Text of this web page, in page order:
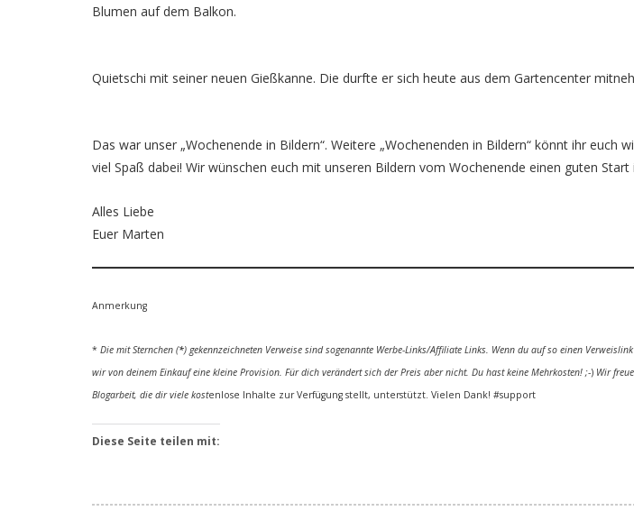
Blumen auf dem Balkon.
Quietschi mit seiner neuen Gießkanne. Die durfte er sich heute aus dem Gartencenter
Das war unser „Wochenende in Bildern“. Weitere „Wochenenden in Bildern“ könnt ihr euch
viel Spaß dabei! Wir wünschen euch mit unseren Bildern vom Wochenende einen guten Start
Alles Liebe
Euer Marten
Anmerkung
* Die mit Sternchen (*) gekennzeichneten Verweise sind sogenannte Werbe-Links/Affiliate Links. Wenn du auf so einen
wir von deinem Einkauf eine kleine Provision. Für dich verändert sich der Preis aber nicht. Du hast keine Mehrkosten! ;-) Wir
Blogarbeit, die dir viele kostenlose Inhalte zur Verfügung stellt, unterstützt. Vielen Dank! #support
Diese Seite teilen mit: